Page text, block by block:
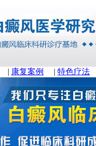
| 康复案例 | 特色疗法